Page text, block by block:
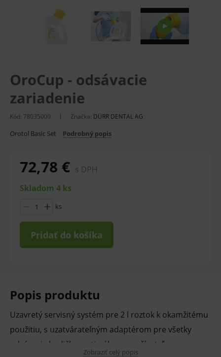
OroCup - odsávacie
zariadenie
Kód: 78035000 Značka: DÜRR DENTAL AG
Orotol Basic Set Podrobný popis
72,78 € s DPH
Skladom 4 ks
ks
Pridať do košíka
Popis produktu
Uzavretý servisný systém pre 2 l roztok k okamžitému
použitiu, s uzatvárateľným adaptérom pre všetky
odsávacie hadičky, optimálne pre užívateľa.
Zobraziť celý popis